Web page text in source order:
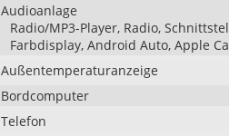
Audioanlage
Radio/MP3-Player, Radio,
Farbdisplay, Android Auto, Apple
Außentemperaturanzeige
Bordcomputer
Telefon